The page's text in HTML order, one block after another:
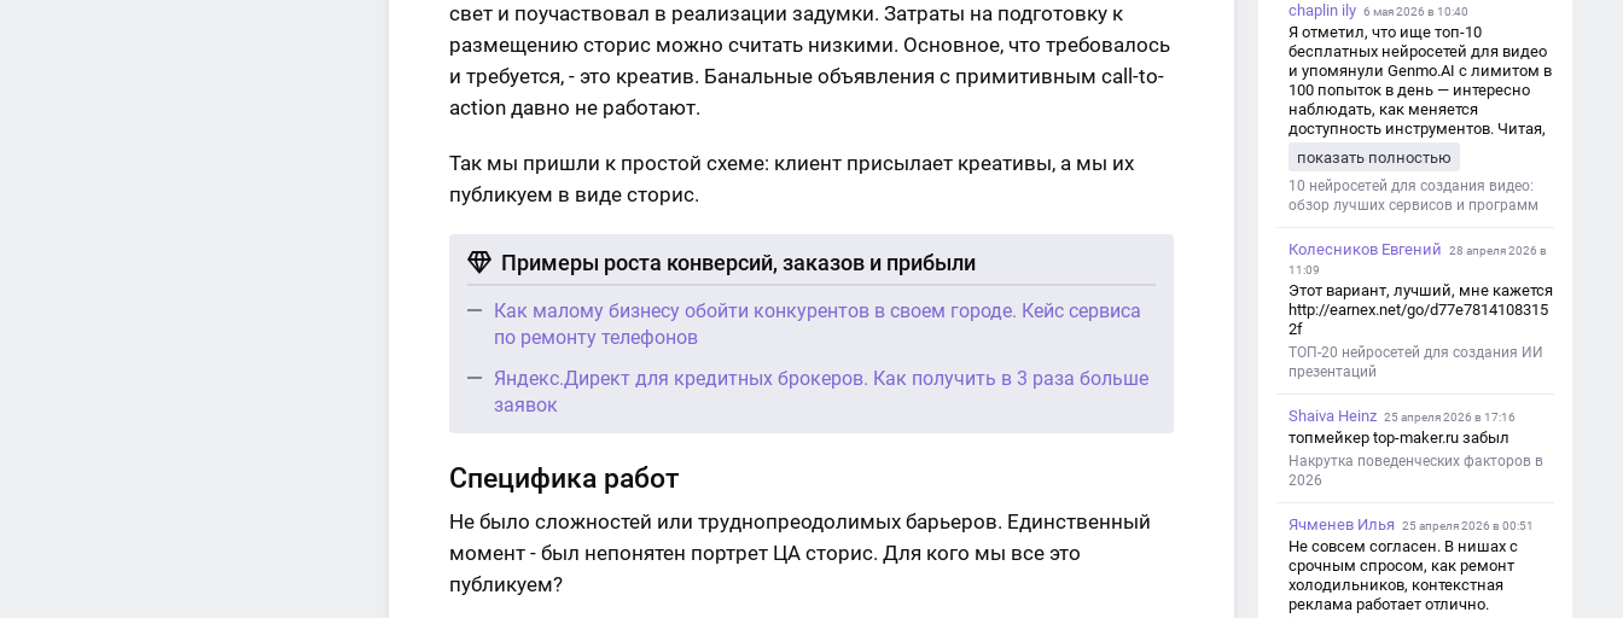
свет и поучаствовал в реализации задумки. Затраты на подготовку к
размещению сторис можно считать низкими. Основное, что требовалось
и требуется, - это креатив. Банальные объявления с примитивным call-to-
action давно не работают.
Так мы пришли к простой схеме: клиент присылает креативы, а мы их
публикуем в виде сторис.
Примеры роста конверсий, заказов и прибыли
Как малому бизнесу обойти конкурентов в своем городе. Кейс сервиса
по ремонту телефонов
Яндекс.Директ для кредитных брокеров. Как получить в 3 раза больше
заявок
Специфика работ
Не было сложностей или труднопреодолимых барьеров. Единственный
момент - был непонятен портрет ЦА сторис. Для кого мы все это
публикуем?
chaplin ily 6 мая 2026 в 10:40
Я отметил, что ище топ-10
бесплатных нейросетей для видео
и упомянули Genmo.AI с лимитом в
100 попыток в день — интересно
наблюдать, как меняется
доступность инструментов. Читая,
с короткими клипами в телеграм-
каналах YAGLA и Kokoc Group. Flux 2
показать полностью
10 нейросетей для создания видео:
обзор лучших сервисов и программ
Колесников Евгений
28 апреля 2026 в
11:09
Этот вариант, лучший, мне кажется
http://earnex.net/go/d77e7814108315
2f
ТОП-20 нейросетей для создания ИИ
презентаций
Shaiva Heinz 25 апреля 2026 в 17:16
топмейкер top-maker.ru забыл
Накрутка поведенческих факторов в
2026
Ячменев Илья 25 апреля 2026 в 00:51
Не совсем согласен. В нишах с
срочным спросом, как ремонт
холодильников, контекстная
реклама работает отлично.